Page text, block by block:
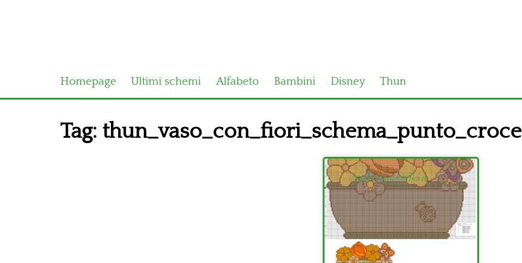
Homepage Ultimi schemi Alfabeto Bambini Disney Thun
Tag: thun_vaso_con_fiori_schema_punto_croce